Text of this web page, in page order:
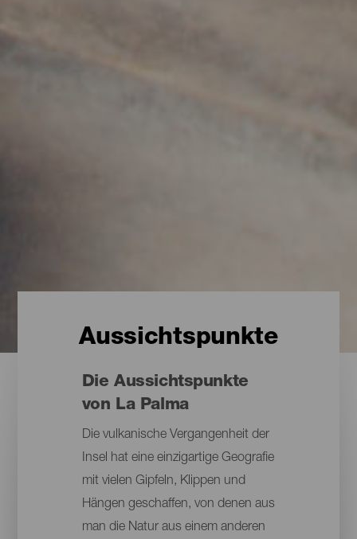
Aussichtspunkte
Die Aussichtspunkte
von La Palma
Die vulkanische Vergangenheit der
Insel hat eine einzigartige Geografie
mit vielen Gipfeln, Klippen und
Hängen geschaffen, von denen aus
man die Natur aus einem anderen